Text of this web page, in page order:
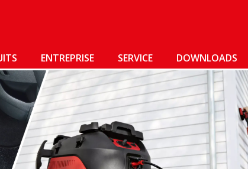
ENTREPRISE SERVICE DOWNLOADS